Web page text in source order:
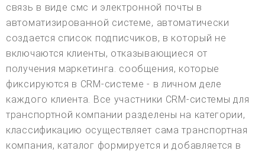
связь в виде смс и электронной почты в
автоматизированной системе, автоматически
создается список подписчиков, в который не
включаются клиенты, отказывающиеся от
получения маркетинга. сообщения, которые
фиксируются в CRM-системе - в личном деле
каждого клиента. Все участники CRM-системы для
транспортной компании разделены на категории,
классификацию осуществляет сама транспортная
компания, каталог формируется и добавляется в